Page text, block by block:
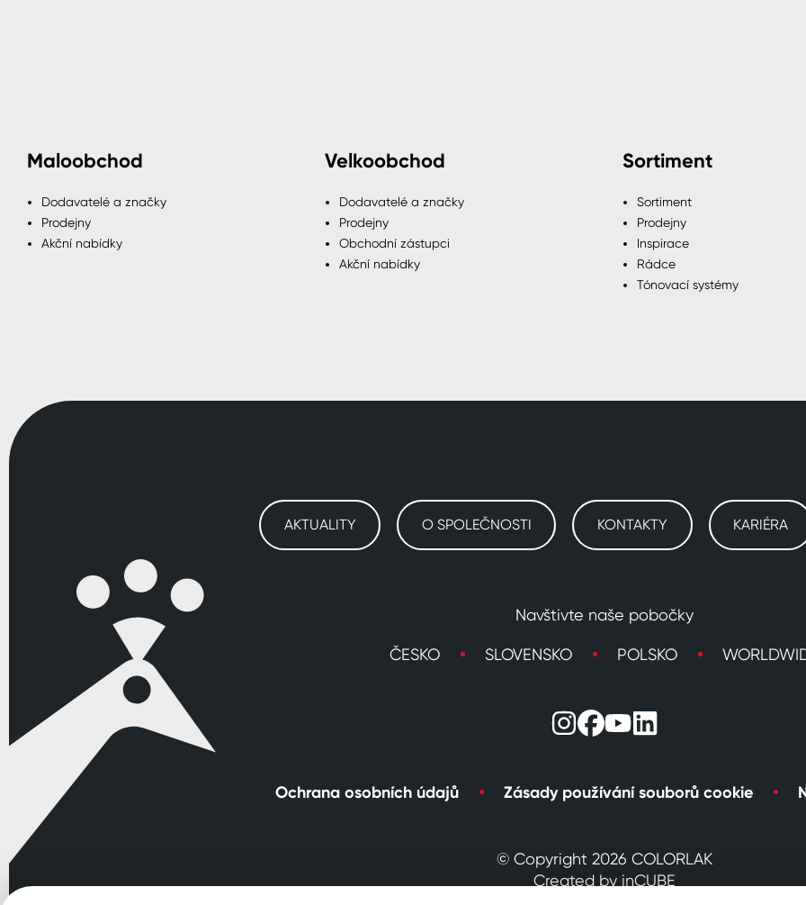
Maloobchod
Dodavatelé a značky
Prodejny
Akční nabídky
Velkoobchod
Dodavatelé a značky
Prodejny
Obchodní zástupci
Akční nabídky
Sortiment
Sortiment
Prodejny
Inspirace
Rádce
Tónovací systémy
AKTUALITY O SPOLEČNOSTI KONTAKTY KARIÉRA
Navštivte naše pobočky
ČESKO SLOVENSKO POLSKO
Ochrana osobních údajů Zásady používání souborů cookie
© Copyright 2026 COLORLAK
Created by inCUBE